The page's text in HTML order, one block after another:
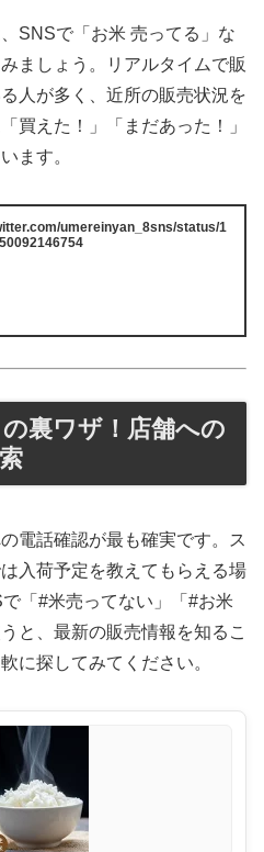
SNSで「お米 売ってる」な
ましょう。リアルタイムで販
人が多く、近所の販売状況を
買えた！」「まだあった！」
ます。
umereinyan_8sns/status/1
裏ワザ！店舗への
電話確認が最も確実です。ス
入荷予定を教えてもらえる場
「#米売ってない」「#お米
と、最新の販売情報を知るこ
に探してみてください。